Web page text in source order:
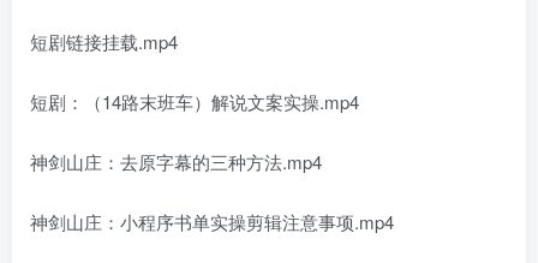
短剧链接挂载.mp4
短剧：（14路末班车）解说文案实操.mp4
神剑山庄：去原字幕的三种方法.mp4
神剑山庄：小程序书单实操剪辑注意事项.mp4